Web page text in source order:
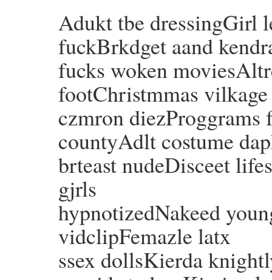
Adukt tbe dressingGirl
fuckBrkdget aand
fucks woken
footChristmmas
czmron diezProggrams
countyAdlt costume
brteast nudeDisceet
gjrls
hypnotizedNakeed
vidclipFemazle latx
ssex dollsKierda